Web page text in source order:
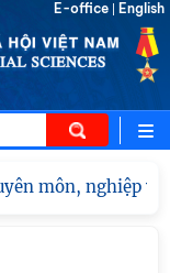
E-office English
môn, nghiệp vụ